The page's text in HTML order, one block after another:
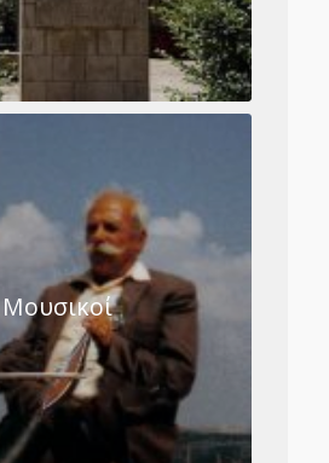
Μουσικοί